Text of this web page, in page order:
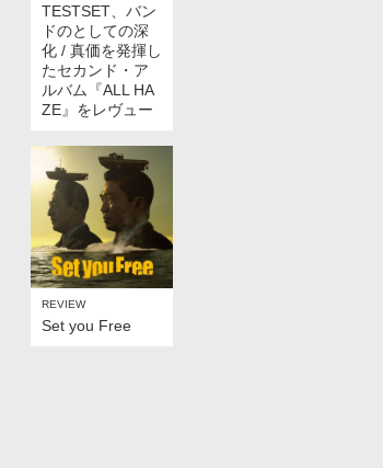
TESTSET、バン
ドのとしての深
化 / 真価を発揮し
たセカンド・ア
ルバム『ALL HA
ZE』をレヴュー
REVIEW
Set you Free